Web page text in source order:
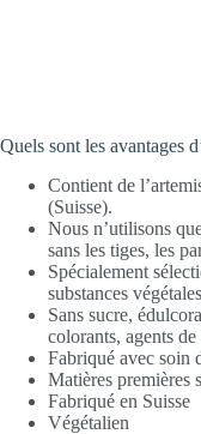
Quels sont les avantages
Contient de
(Suisse).
Nous n’utilisons
sans les tiges, les
Spécialement
substances
Sans sucre,
colorants, agents
Fabriqué avec soin
Matières premières
Fabriqué en Suisse
Végétalien